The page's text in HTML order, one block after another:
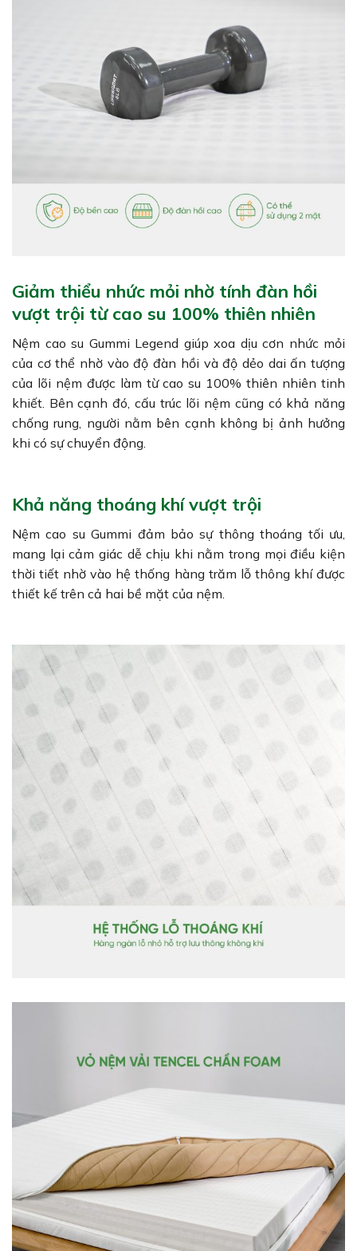
Giảm thiểu nhức mỏi nhờ tính đàn hồi
vượt trội từ cao su 100% thiên nhiên
Nệm cao su Gummi Legend giúp xoa dịu cơn nhức mỏi
của cơ thể nhờ vào độ đàn hồi và độ dẻo dai ấn tượng
của lõi nệm được làm từ cao su 100% thiên nhiên tinh
khiết. Bên cạnh đó, cấu trúc lõi nệm cũng có khả năng
chống rung, người nằm bên cạnh không bị ảnh hưởng
khi có sự chuyển động.
Khả năng thoáng khí vượt trội
Nệm cao su Gummi đảm bảo sự thông thoáng tối ưu,
mang lại cảm giác dễ chịu khi nằm trong mọi điều kiện
thời tiết nhờ vào hệ thống hàng trăm lỗ thông khí được
thiết kế trên cả hai bề mặt của nệm.